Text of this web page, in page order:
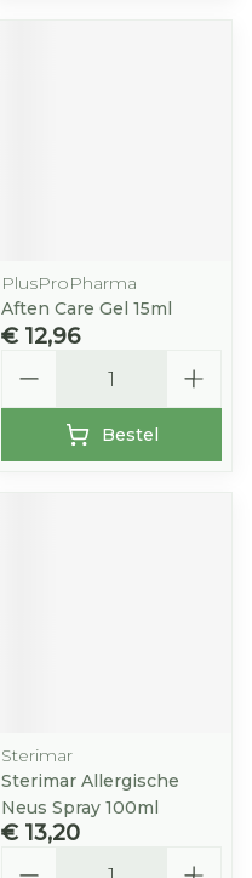
PlusProPharma
Aften Care Gel 15ml
€ 12,96
Bestel
Sterimar
Sterimar Allergische
Neus Spray 100ml
€ 13,20